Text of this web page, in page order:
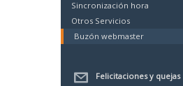
Sincronización hora
Otros Servicios
Buzón webmaster
Felicitaciones y quejas